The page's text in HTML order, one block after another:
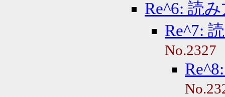
Re^6: 読
Re^7:
No.2327